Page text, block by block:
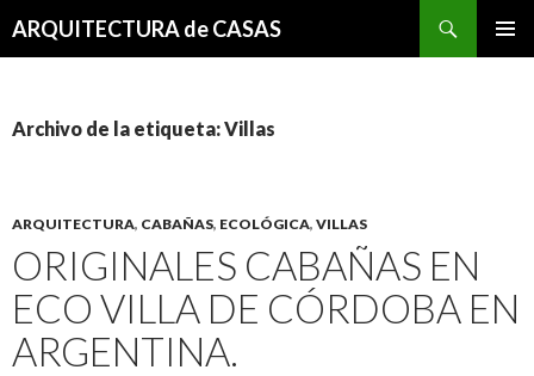
ARQUITECTURA de CASAS
Archivo de la etiqueta: Villas
ARQUITECTURA, CABAÑAS, ECOLÓGICA, VILLAS
ORIGINALES CABAÑAS EN
ECO VILLA DE CÓRDOBA EN
ARGENTINA.